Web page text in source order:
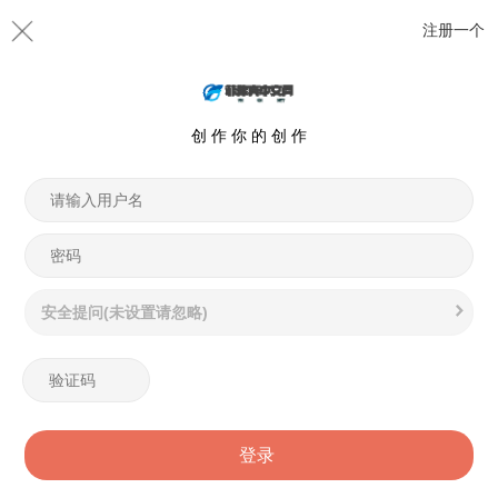
注册一个
创 作 你 的 创 作
安全提问(未设置请忽略)
登录